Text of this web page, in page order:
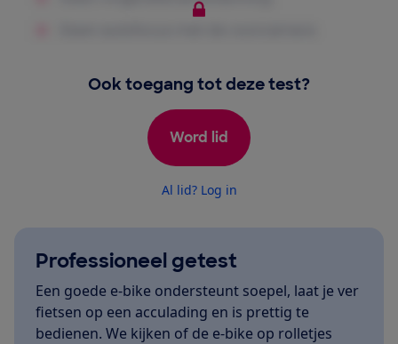
Ook toegang tot deze test?
Word lid
Al lid? Log in
Professioneel getest
Een goede e-bike ondersteunt soepel, laat je ver
fietsen op een acculading en is prettig te
bedienen. We kijken of de e-bike op rolletjes